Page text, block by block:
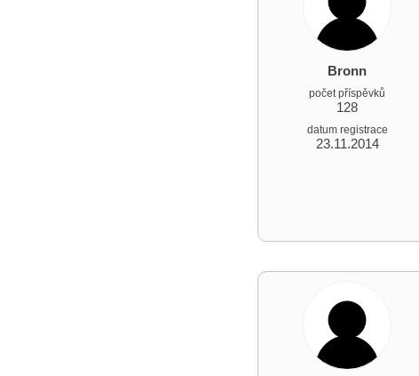
Bronn
počet příspěvků
128
datum registrace
23.11.2014